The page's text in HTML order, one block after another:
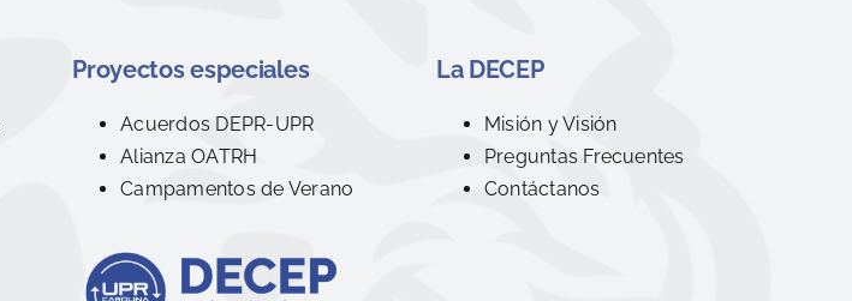
Proyectos especiales
Acuerdos DEPR-UPR
Alianza OATRH
Campamentos de Verano
La DECEP
Misión y Visión
Preguntas Frecuentes
Contáctanos